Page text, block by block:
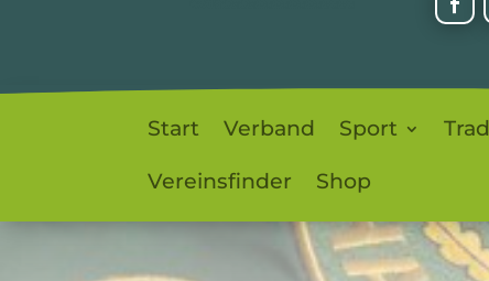
Start Verband Sport
Vereinsfinder Shop